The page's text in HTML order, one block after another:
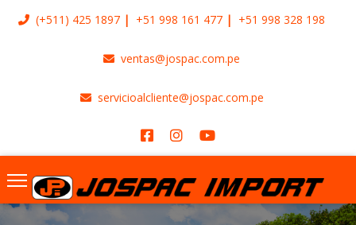
(+511) 425 1897 +51 998 161 477 +51 998 328 198
ventas@jospac.com.pe
servicioalcliente@jospac.com.pe